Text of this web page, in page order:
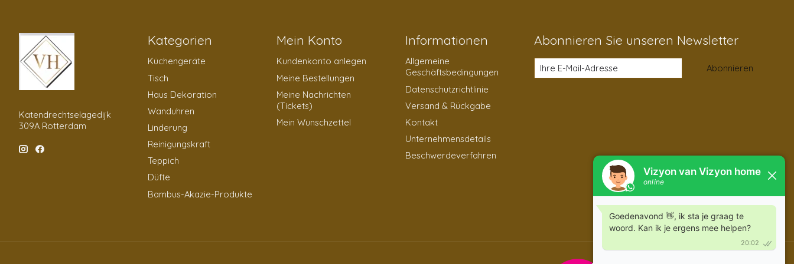
Katendrechtselagedijk
309A Rotterdam
Kategorien
Küchengeräte
Tisch
Haus Dekoration
Wanduhren
Linderung
Reinigungskraft
Teppich
Düfte
Bambus-Akazie-Produkte
Mein Konto
Kundenkonto anlegen
Meine Bestellungen
Meine Nachrichten
(Tickets)
Mein Wunschzettel
Informationen
Allgemeine
Geschäftsbedingungen
Datenschutzrichtlinie
Versand & Rückgabe
Kontakt
Unternehmensdetails
Beschwerdeverfahren
Abonnieren Sie unseren Newsletter
Abonnieren